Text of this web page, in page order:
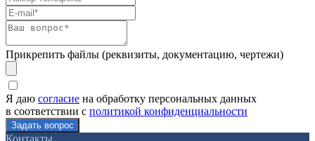
Прикрепить файлы (реквизиты, документацию, чертежи)
Я даю согласие на обработку персональных данных
в соответствии с политикой конфиденциальности